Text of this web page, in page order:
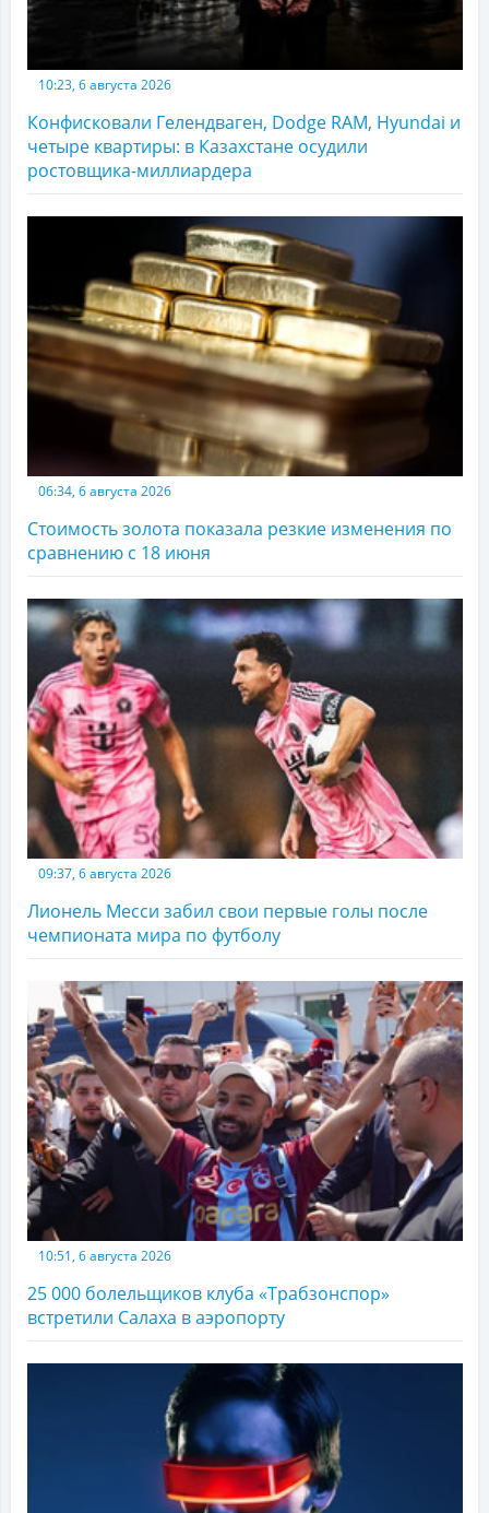
10:23, 6 августа 2026
Конфисковали Гелендваген, Dodge RAM, Hyundai и
четыре квартиры: в Казахстане осудили
ростовщика-миллиардера
06:34, 6 августа 2026
Стоимость золота показала резкие изменения по
сравнению с 18 июня
09:37, 6 августа 2026
Лионель Месси забил свои первые голы после
чемпионата мира по футболу
10:51, 6 августа 2026
25 000 болельщиков клуба «Трабзонспор»
встретили Салаха в аэропорту